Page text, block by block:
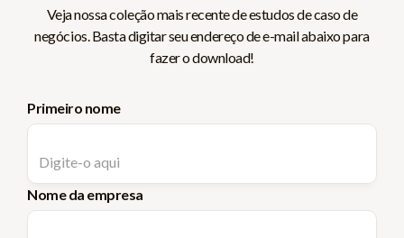
Veja nossa coleção mais recente de estudos de caso de
negócios. Basta digitar seu endereço de e-mail abaixo para
fazer o download!
Primeiro nome
Nome da empresa